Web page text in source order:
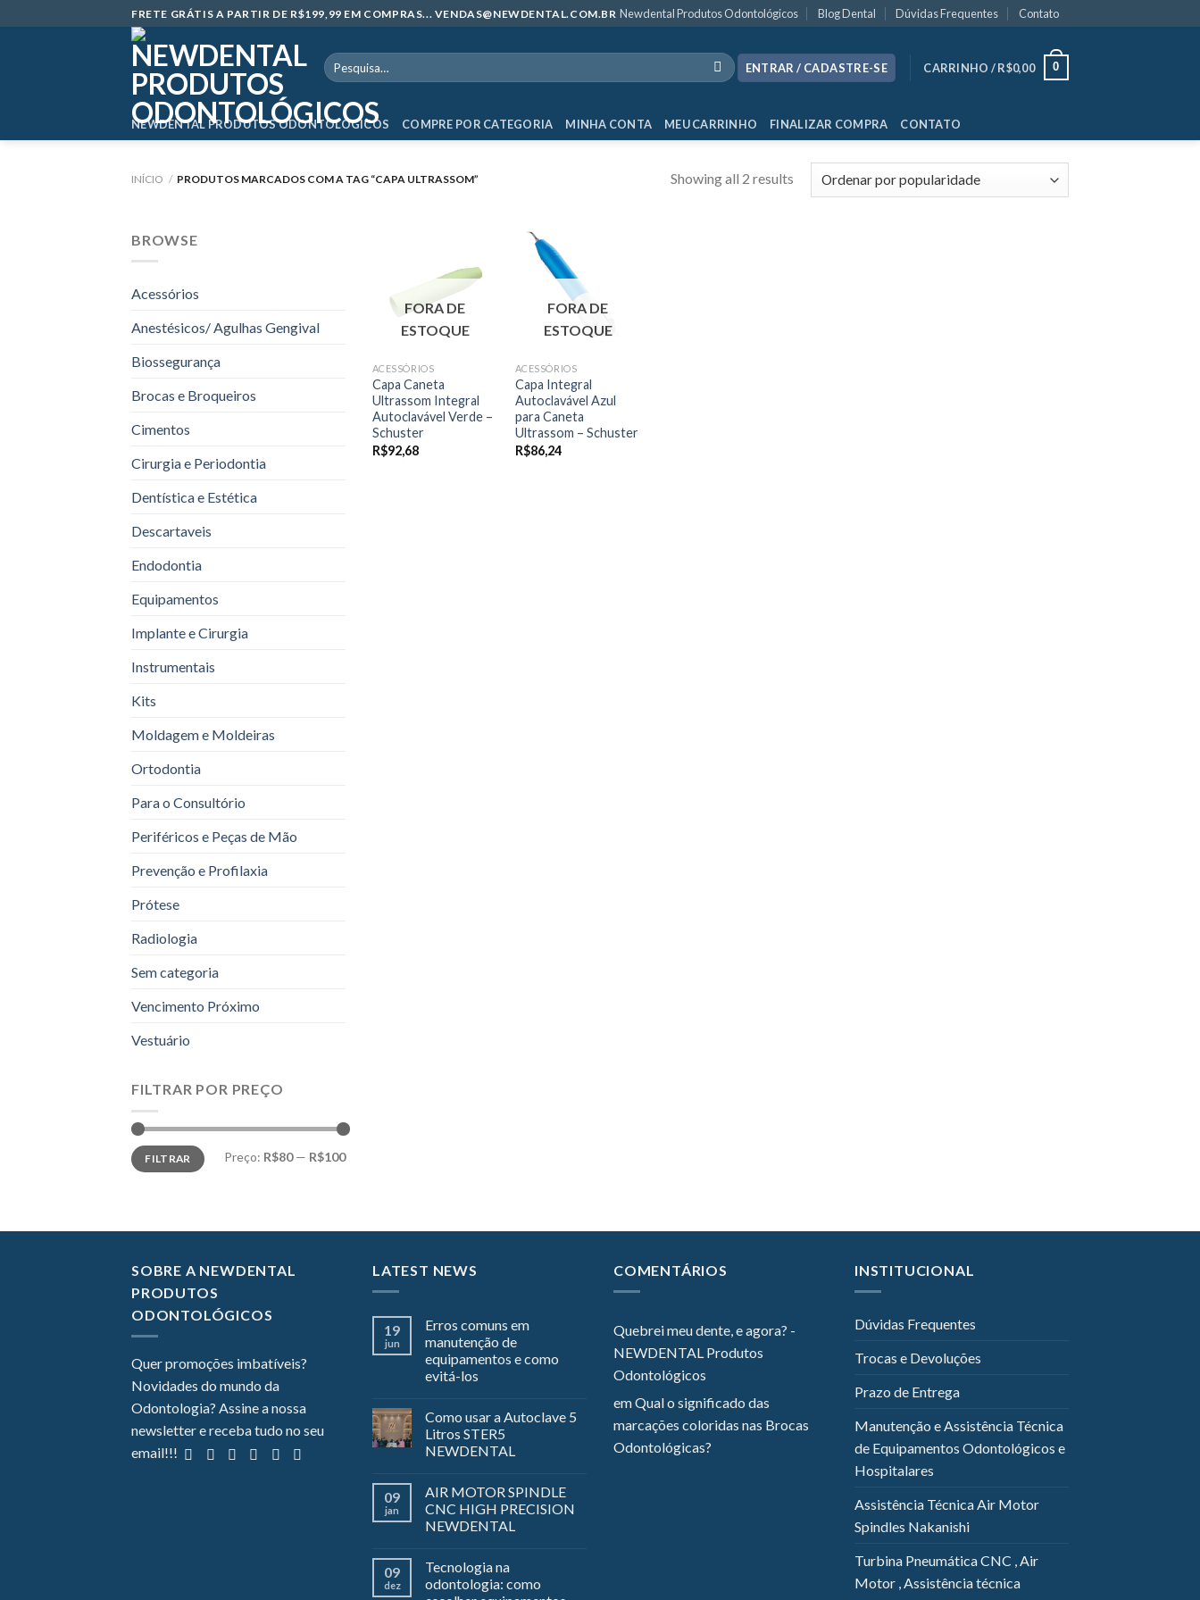
to
FRETE GRÁTIS A PARTIR DE R$199,99 EM COMPRAS... VENDAS@NEWDENTAL.COM.BR Newdental Produtos Odontológicos Blog Dental Dúvidas Frequentes Contato
Pesquisar
por:
ENTRAR / CADASTRE-SE CARRINHO /R$0,00 0
NEWDENTAL PRODUTOS ODONTOLÓGICOS COMPRE POR CATEGORIA MINHA CONTA MEU CARRINHO FINALIZAR COMPRA CONTATO
INÍCIO / PRODUTOS MARCADOS COM A TAG “CAPA ULTRASSOM” Showing all 2 results
BROWSE
Acessórios
Anestésicos/ Agulhas Gengival
Biossegurança
Brocas e Broqueiros
Cimentos
Cirurgia e Periodontia
Dentística e Estética
Descartaveis
Endodontia
Equipamentos
Implante e Cirurgia
Instrumentais
Kits
Moldagem e Moldeiras
Ortodontia
Para o Consultório
Periféricos e Peças de Mão
Prevenção e Profilaxia
Prótese
Radiologia
Sem categoria
Vencimento Próximo
Vestuário
FILTRAR POR PREÇO
Preço
mínimo
Preço
máximo
FILTRAR Preço: R$80— R$100
FORA DE
ESTOQUE
ACESSÓRIOS
Capa Caneta
Ultrassom Integral
Autoclavável Verde –
Schuster
R$92,68
FORA DE
ESTOQUE
ACESSÓRIOS
Capa Integral
Autoclavável Azul
para Caneta
Ultrassom – Schuster
R$86,24
SOBRE A NEWDENTAL
PRODUTOS
ODONTOLÓGICOS
Quer promoções imbatíveis?
Novidades do mundo da
Odontologia? Assine a nossa
newsletter e receba tudo no seu
email!!!
LATEST NEWS
19
jun
Erros comuns em
manutenção de
equipamentos e como
evitá-los
Como usar a Autoclave 5
Litros STER5
NEWDENTAL
09
jan
AIR MOTOR SPINDLE
CNC HIGH PRECISION
NEWDENTAL
09
dez
Tecnologia na
odontologia: como
COMENTÁRIOS
Quebrei meu dente, e agora? -
NEWDENTAL Produtos
Odontológicos
emQual o significado das
marcações coloridas nas Brocas
Odontológicas?
INSTITUCIONAL
Dúvidas Frequentes
Trocas e Devoluções
Prazo de Entrega
Manutenção e Assistência Técnica
de Equipamentos Odontológicos e
Hospitalares
Assistência Técnica Air Motor
Spindles Nakanishi
Turbina Pneumática CNC , Air
Motor , Assistência técnica